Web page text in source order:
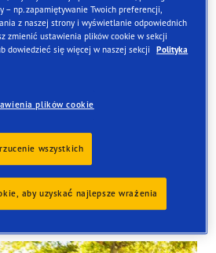
the store
– np. zapamiętywanie Twoich preferencji,
z naszej strony i wyświetlanie odpowiednich
zmienić ustawienia plików cookie w sekcji
dowiedzieć się więcej w naszej sekcji
Polityka
plików cookie
wszystkich
aby uzyskać najlepsze wrażenia